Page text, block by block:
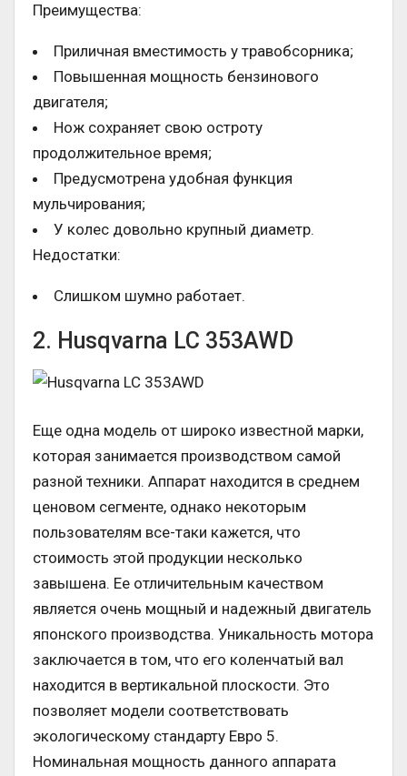
Преимущества:
Приличная вместимость у травобсорника;
Повышенная мощность бензинового
двигателя;
Нож сохраняет свою остроту
продолжительное время;
Предусмотрена удобная функция
мульчирования;
У колес довольно крупный диаметр.
Недостатки:
Слишком шумно работает.
2. Husqvarna LC 353AWD
Еще одна модель от широко известной марки,
которая занимается производством самой
разной техники. Аппарат находится в среднем
ценовом сегменте, однако некоторым
пользователям все-таки кажется, что
стоимость этой продукции несколько
завышена. Ее отличительным качеством
является очень мощный и надежный двигатель
японского производства. Уникальность мотора
заключается в том, что его коленчатый вал
находится в вертикальной плоскости. Это
позволяет модели соответствовать
экологическому стандарту Евро 5.
Номинальная мощность данного аппарата